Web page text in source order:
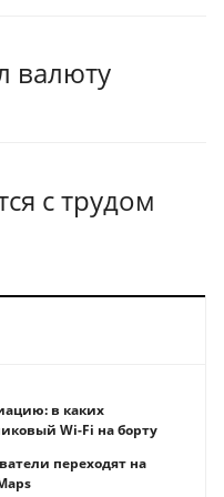
валюту
с трудом
в каких
Wi-Fi на борту
переходят на